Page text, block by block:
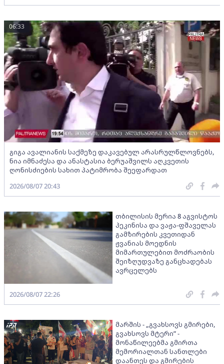
გიგა ავალიანის საქმეზე დაკავებულ არასრულწლოვნებს,
ნია იმნაძესა და ანასტასია ბერუაშვილს აღკვეთის
ღონისძიების სახით პატიმრობა შეეფარდათ
06:33
2026/08/07 20:43
თბილისის მერია 8 აგვისტოს
პეკინისა და ვაჟა-ფშაველას
გამზირების კვეთიდან
ჟვანიას მოედნის
მიმართულებით მოძრაობის
შეიზღუდვაზე განცხადებას
ავრცელებს
2026/08/07 22:26
მარშის - „გვახსოვს გმირები,
გვახსოვს მტერი” -
მონაწილეებმა გმირთა
მემორიალთან სანთლები
დაანთეს და გმირების